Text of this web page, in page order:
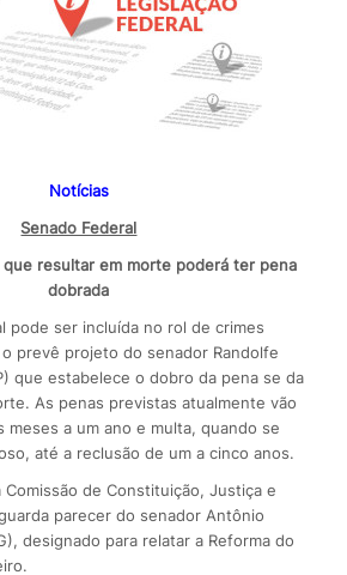
Notícias
Senado Federal
que resultar em morte poderá ter pena
dobrada
pode ser incluída no rol de crimes
prevê projeto do senador Randolfe
que estabelece o dobro da pena se da
As penas previstas atualmente vão
meses a um ano e multa, quando se
até a reclusão de um a cinco anos.
Comissão de Constituição, Justiça e
parecer do senador Antônio
designado para relatar a Reforma do